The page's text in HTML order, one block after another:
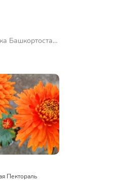
Башкортостан,
Пектораль